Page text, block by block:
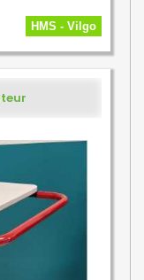
HMS - Vilgo